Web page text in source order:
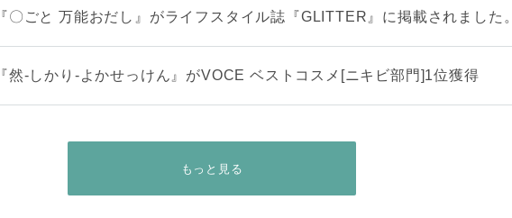
『〇ごと 万能おだし』がライフスタイル誌『GLITTER』に掲載されました。
『然-しかり-よかせっけん』がVOCE ベストコスメ[ニキビ部門]1位獲得
もっと見る